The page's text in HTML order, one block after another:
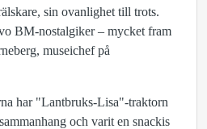
sin ovanlighet till trots.
BM-nostalgiker – mycket fram
museichef på
har "Lantbruks-Lisa"-traktorn
och varit en snackis